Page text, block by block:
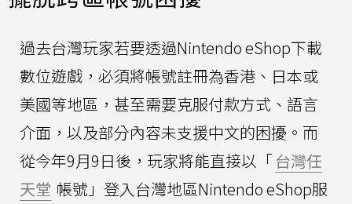
過去台灣玩家若要透過Nintendo eShop下載
數位遊戲，必須將帳號註冊為香港、日本或
美國等地區，甚至需要克服付款方式、語言
介面，以及部分內容未支援中文的困擾。而
從今年9月9日後，玩家將能直接以「台灣任
天堂 帳號」登入台灣地區Nintendo eShop服